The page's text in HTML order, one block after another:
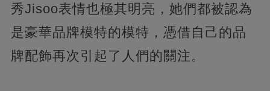
秀Jisoo表情也極其明亮，她們都被認為
是豪華品牌模特的模特，憑借自己的品
牌配飾再次引起了人們的關注。